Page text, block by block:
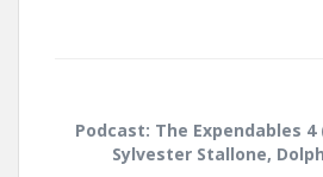
Podcast: The Expendables
Sylvester Stallone,